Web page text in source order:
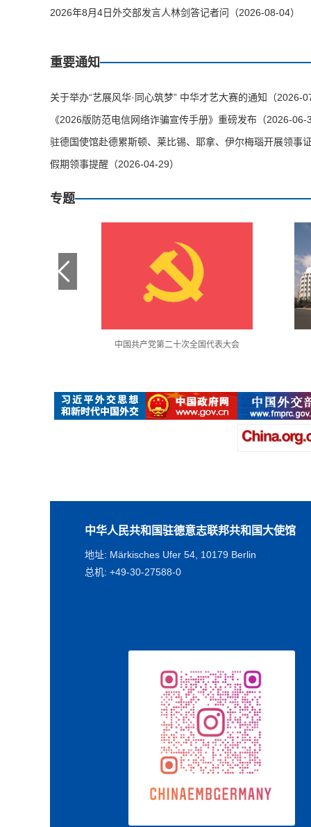
2026年8月4日外交部发言人林剑答记者问（2026-08-04）
重要通知
关于举办“艺展风华·同心筑梦” 中华才艺大赛的通知（2026-
《2026版防范电信网络诈骗宣传手册》重磅发布（2026-06-
驻德国使馆赴德累斯顿、莱比锡、耶拿、伊尔梅瑙开展领事
假期领事提醒（2026-04-29）
专题
中国共产党第二十次全国代表大会
中华人民共和国驻德意志联邦共和国大使馆
地址: Märkisches Ufer 54, 10179 Berlin
总机: +49-30-27588-0